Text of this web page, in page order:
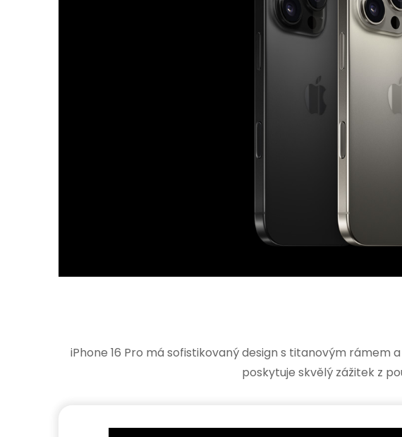
iPhone 16 Pro má sofistikovaný design s titanovým rámem
poskytuje skvělý zážitek z